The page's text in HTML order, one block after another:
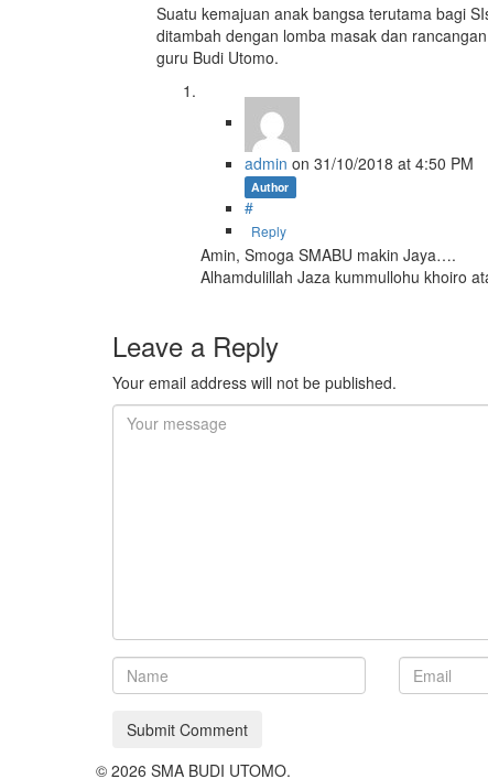
Suatu kemajuan anak bangsa terutama bagi
ditambah dengan lomba masak dan
guru Budi Utomo.
admin on 31/10/2018 at 4:50 PM
Author
#
Reply
Amin, Smoga SMABU makin Jaya….
Alhamdulillah Jaza kummullohu khoiro
Leave a Reply
Your email address will not be published.
© 2026 SMA BUDI UTOMO.